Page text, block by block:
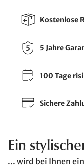
Kostenlose
5 Jahre
100 Tage
Sichere
Ein
... wird bei Ihnen